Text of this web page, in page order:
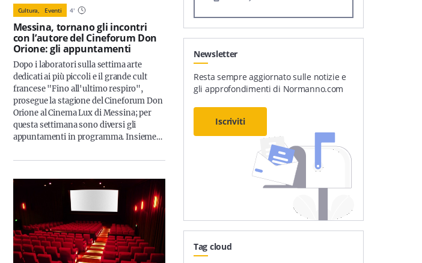
Cultura, Eventi 4'
Messina, tornano gli incontri
con l’autore del Cineforum Don
Orione: gli appuntamenti
Dopo i laboratori sulla settima arte
dedicati ai più piccoli e il grande cult
francese "Fino all'ultimo respiro",
prosegue la stagione del Cineforum Don
Orione al Cinema Lux di Messina; per
questa settimana sono diversi gli
appuntamenti in programma. Insieme…
Newsletter
Resta sempre aggiornato sulle notizie e
gli approfondimenti di Normanno.com
Iscriviti
Tag cloud